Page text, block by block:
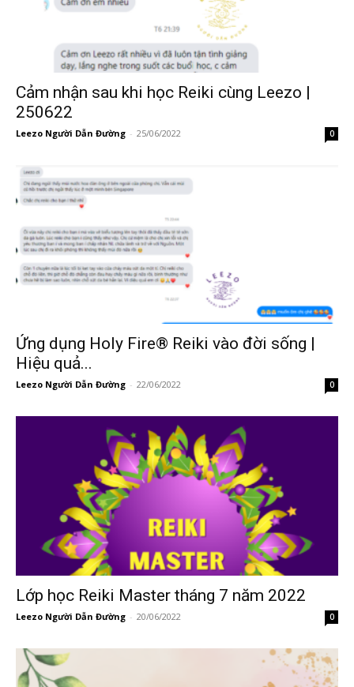
Cảm nhận sau khi học Reiki cùng Leezo |
250622
Leezo Người Dẫn Đường - 25/06/2022 0
Ứng dụng Holy Fire® Reiki vào đời sống |
Hiệu quả...
Leezo Người Dẫn Đường - 22/06/2022 0
Lớp học Reiki Master tháng 7 năm 2022
Leezo Người Dẫn Đường - 20/06/2022 0